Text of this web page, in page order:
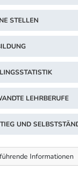
STELLEN
LEHRBERUFE
UND
Informationen